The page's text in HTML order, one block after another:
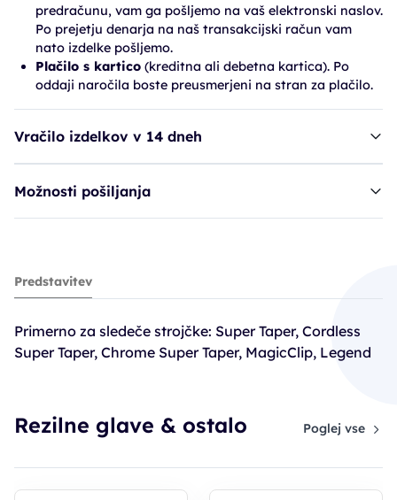
predračunu, vam ga pošljemo na vaš elektronski naslov.
Po prejetju denarja na naš transakcijski račun vam
nato izdelke pošljemo.
Plačilo s kartico (kreditna ali debetna kartica). Po
oddaji naročila boste preusmerjeni na stran za plačilo.
Vračilo izdelkov v 14 dneh
Možnosti pošiljanja
nastavek WAH set vmesnih - 1,5 + 4,5 mm
6,41€
Predstavitev
Primerno za sledeče strojčke: Super Taper, Cordless
Super Taper, Chrome Super Taper, MagicClip, Legend
Rezilne glave & ostalo Poglej vse